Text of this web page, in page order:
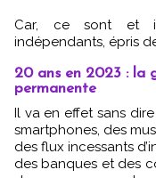
Car, ce sont et
indépendants, épris
20 ans en 2023 : la
permanente
Il va en effet sans dire que cette génération née avec des
smartphones, des
des flux incessants
des banques et des